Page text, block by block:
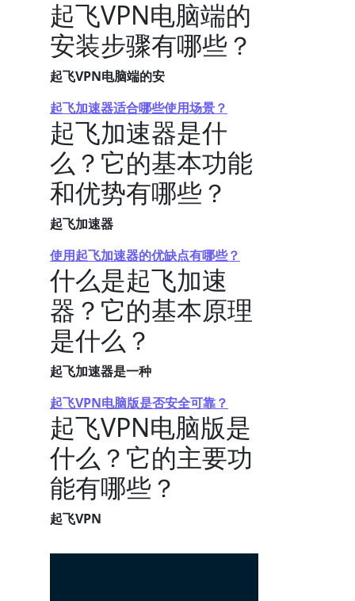
起飞VPN电脑端的
安装步骤有哪些？
起飞VPN电脑端的安
起飞加速器适合哪些使用场景？
起飞加速器是什
么？它的基本功能
和优势有哪些？
起飞加速器
使用起飞加速器的优缺点有哪些？
什么是起飞加速
器？它的基本原理
是什么？
起飞加速器是一种
起飞VPN电脑版是否安全可靠？
起飞VPN电脑版是
什么？它的主要功
能有哪些？
起飞VPN